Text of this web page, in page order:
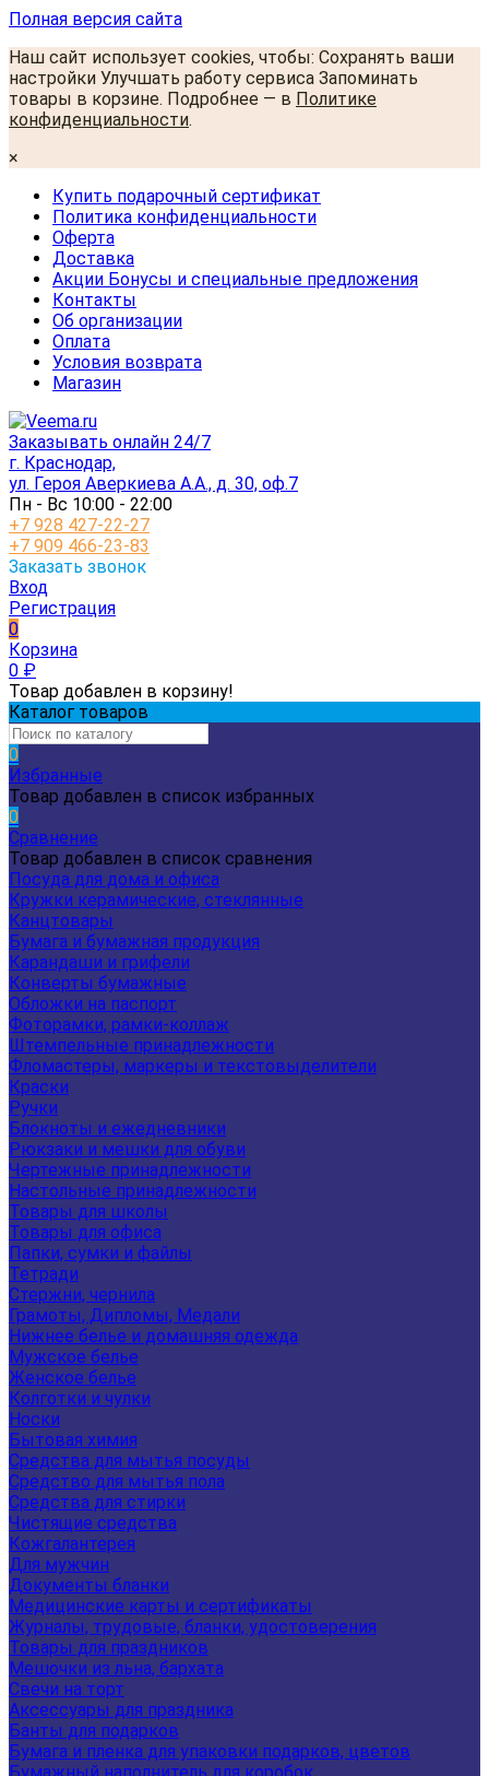
Полная версия сайта
Наш сайт использует cookies, чтобы: Сохранять ваши
настройки Улучшать работу сервиса Запоминать
товары в корзине. Подробнее — в Политике
конфиденциальности.
×
Купить подарочный сертификат
Политика конфиденциальности
Оферта
Доставка
Акции Бонусы и специальные предложения
Контакты
Об организации
Оплата
Условия возврата
Магазин
Заказывать онлайн 24/7
г. Краснодар,
ул. Героя Аверкиева А.А., д. 30, оф.7
Пн - Вс 10:00 - 22:00
+7 928 427-22-27
+7 909 466-23-83
Заказать звонок
Вход
Регистрация
0
Корзина
0 ₽
Товар добавлен в корзину!
Каталог товаров
0
Избранные
Товар добавлен в список избранных
0
Сравнение
Товар добавлен в список сравнения
Посуда для дома и офиса
Кружки керамические, стеклянные
Канцтовары
Бумага и бумажная продукция
Карандаши и грифели
Конверты бумажные
Обложки на паспорт
Фоторамки, рамки-коллаж
Штемпельные принадлежности
Фломастеры, маркеры и текстовыделители
Краски
Ручки
Блокноты и ежедневники
Рюкзаки и мешки для обуви
Чертежные принадлежности
Настольные принадлежности
Товары для школы
Товары для офиса
Папки, сумки и файлы
Тетради
Стержни, чернила
Грамоты, Дипломы, Медали
Нижнее белье и домашняя одежда
Мужское белье
Женское белье
Колготки и чулки
Носки
Бытовая химия
Средства для мытья посуды
Средство для мытья пола
Средства для стирки
Чистящие средства
Кожгалантерея
Для мужчин
Документы бланки
Медицинские карты и сертификаты
Журналы, трудовые, бланки, удостоверения
Товары для праздников
Мешочки из льна, бархата
Свечи на торт
Аксессуары для праздника
Банты для подарков
Бумага и пленка для упаковки подарков, цветов